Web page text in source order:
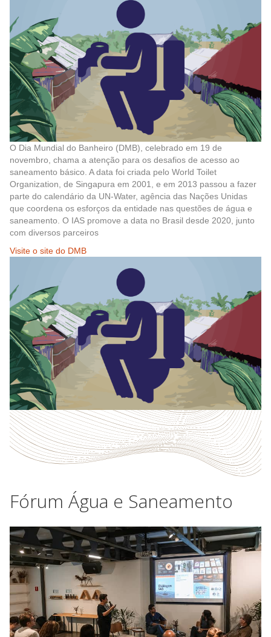
O Dia Mundial do Banheiro (DMB), celebrado em 19 de
novembro, chama a atenção para os desafios de acesso ao
saneamento básico. A data foi criada pelo World Toilet
Organization, de Singapura em 2001, e em 2013 passou a fazer
parte do calendário da UN-Water, agência das Nações Unidas
que coordena os esforços da entidade nas questões de água e
saneamento. O IAS promove a data no Brasil desde 2020, junto
com diversos parceiros
Visite o site do DMB
Fórum Água e Saneamento